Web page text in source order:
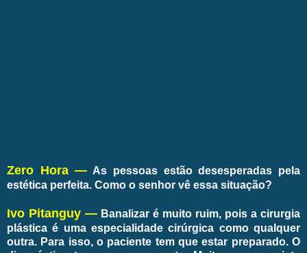
Zero Hora — As pessoas estão desesperadas pela
estética perfeita. Como o senhor vê essa situação?
Ivo Pitanguy — Banalizar é muito ruim, pois a cirurgia
plástica é uma especialidade cirúrgica como qualquer
outra. Para isso, o paciente tem que estar preparado. O